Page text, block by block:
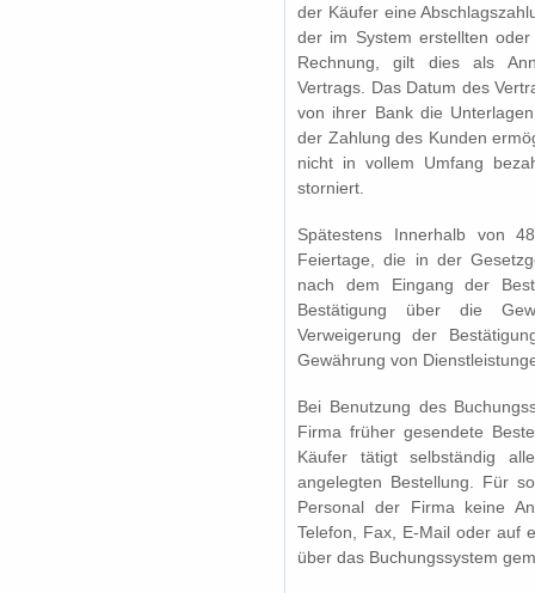
der Käufer eine
der im System erstellten
Rechnung, gilt dies als
Vertrags. Das Datum des
von ihrer Bank die
der Zahlung des Kunden
nicht in vollem Umfang
storniert.
Spätestens Innerhalb von
Feiertage, die in der
nach dem Eingang der
Bestätigung über die
Verweigerung der
Gewährung von
Bei Benutzung des
Firma früher gesendete
Käufer tätigt selbständig
angelegten Bestellung. Für
Personal der Firma keine
Telefon, Fax, E-Mail oder auf
über das Buchungssystem